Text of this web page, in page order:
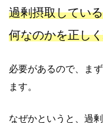
過剰摂取してい
何なのかを正し
必要があるので、ま
ます。
なぜかというと、過